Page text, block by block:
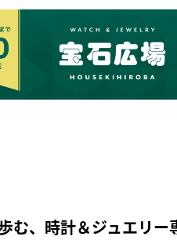
む、時計＆ジュエリー